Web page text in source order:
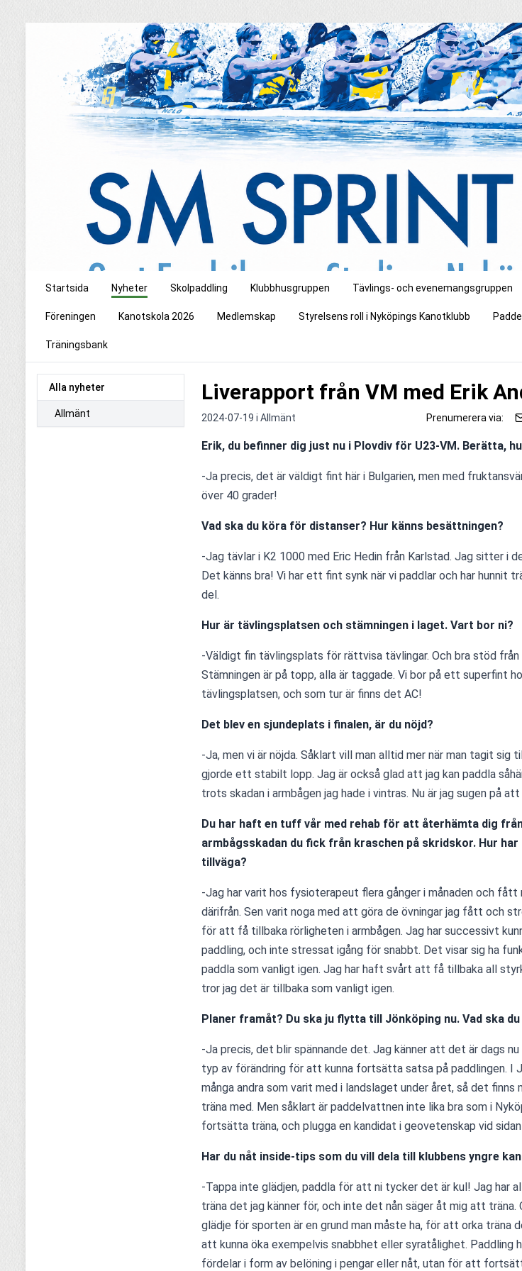
Startsida Nyheter Skolpaddling Klubbhusgruppen Tävlings- och evenemangsgruppen
Föreningen Kanotskola 2026 Medlemskap Styrelsens roll i Nyköpings Kanotklubb
Träningsbank
Alla nyheter
Allmänt
Liverapport från VM med Erik
2024-07-19 i Allmänt Prenumerera via:
Erik, du befinner dig just nu i Plovdiv för U23-VM. Berätta,
-Ja precis, det är väldigt fint här i Bulgarien, men med
över 40 grader!
Vad ska du köra för distanser? Hur känns besättningen?
-Jag tävlar i K2 1000 med Eric Hedin från Karlstad. Jag sitter i
Det känns bra! Vi har ett fint synk när vi paddlar och har hunnit
del.
Hur är tävlingsplatsen och stämningen i laget. Vart bor ni?
-Väldigt fin tävlingsplats för rättvisa tävlingar. Och bra stöd från
Stämningen är på topp, alla är taggade. Vi bor på ett superfint
tävlingsplatsen, och som tur är finns det AC!
Det blev en sjundeplats i finalen, är du nöjd?
-Ja, men vi är nöjda. Såklart vill man alltid mer när man tagit sig
gjorde ett stabilt lopp. Jag är också glad att jag kan paddla
trots skadan i armbågen jag hade i vintras. Nu är jag sugen på
Du har haft en tuff vår med rehab för att återhämta dig
armbågsskadan du fick från kraschen på skridskor. Hur
tillväga?
-Jag har varit hos fysioterapeut flera gånger i månaden och fått
därifrån. Sen varit noga med att göra de övningar jag fått och
för att få tillbaka rörligheten i armbågen. Jag har successivt
paddling, och inte stressat igång för snabbt. Det visar sig ha
paddla som vanligt igen. Jag har haft svårt att få tillbaka all
tror jag det är tillbaka som vanligt igen.
Planer framåt? Du ska ju flytta till Jönköping nu. Vad ska
-Ja precis, det blir spännande det. Jag känner att det är dags
typ av förändring för att kunna fortsätta satsa på paddlingen. I
många andra som varit med i landslaget under året, så det
träna med. Men såklart är paddelvattnen inte lika bra som i
fortsätta träna, och plugga en kandidat i geovetenskap vid sidan
Har du nåt inside-tips som du vill dela till klubbens yngre
-Tappa inte glädjen, paddla för att ni tycker det är kul! Jag har
träna det jag känner för, och inte det nån säger åt mig att träna.
glädje för sporten är en grund man måste ha, för att orka träna
att kunna öka exempelvis snabbhet eller syratålighet. Paddling
fördelar i form av belöning i pengar eller nåt, utan för att